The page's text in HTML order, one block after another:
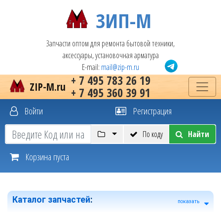
ЗИП-М
Запчасти оптом для ремонта бытовой техники,
аксессуары, установочная арматура
E-mail: mail@zip-m.ru
+ 7 495 783 26 19
+ 7 495 360 39 91
ZIP-M.ru
Войти Регистрация
По коду Найти
Корзина пуста
Каталог запчастей: показать